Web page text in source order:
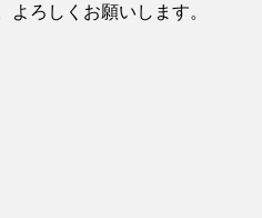
よろしくお願いします。